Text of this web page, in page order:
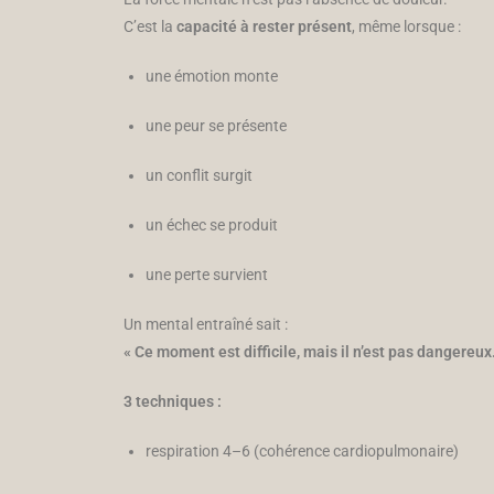
C’est la capacité à rester présent, même lorsque :
une émotion monte
une peur se présente
un conflit surgit
un échec se produit
une perte survient
Un mental entraîné sait :
« Ce moment est difficile, mais il n’est pas
3 techniques :
respiration 4–6 (cohérence cardiopulmonaire)